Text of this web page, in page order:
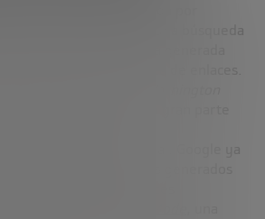
preocupación compartida por
cada vez más, al hacer una búsqueda
obtiene una respuesta generada
en lugar de una lista de enlaces.
medios como
esas búsquedas?
que el impacto es real. Google ya
por encima de los enlaces
recientemente, el